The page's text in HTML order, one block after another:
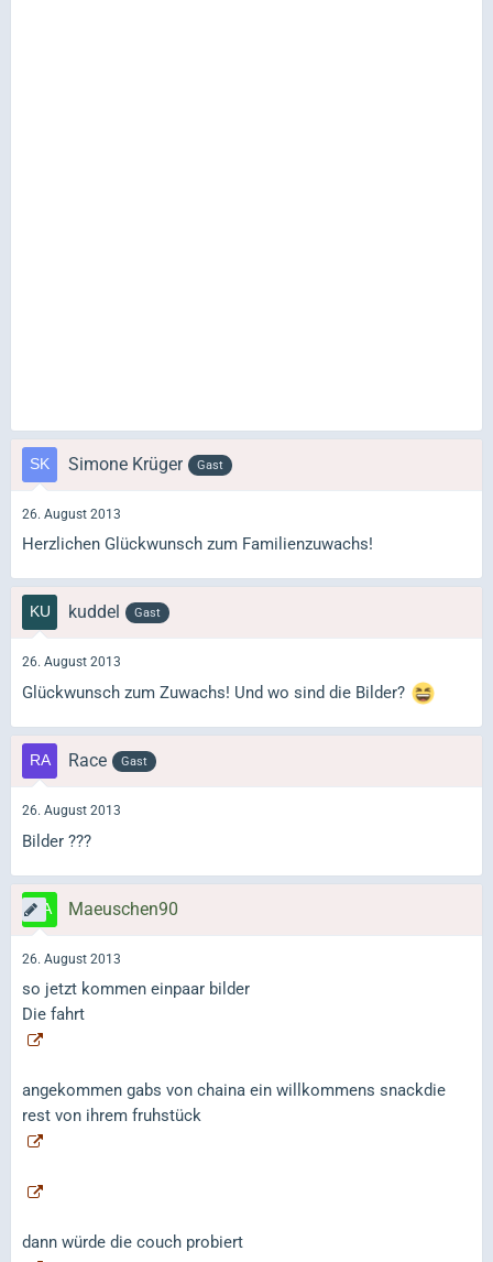
Simone Krüger Gast
26. August 2013
Herzlichen Glückwunsch zum Familienzuwachs!
kuddel Gast
26. August 2013
Glückwunsch zum Zuwachs! Und wo sind die Bilder?
Race Gast
26. August 2013
Bilder ???
Maeuschen90
26. August 2013
so jetzt kommen einpaar bilder
Die fahrt
angekommen gabs von chaina ein willkommens snackdie
rest von ihrem fruhstück
dann würde die couch probiert